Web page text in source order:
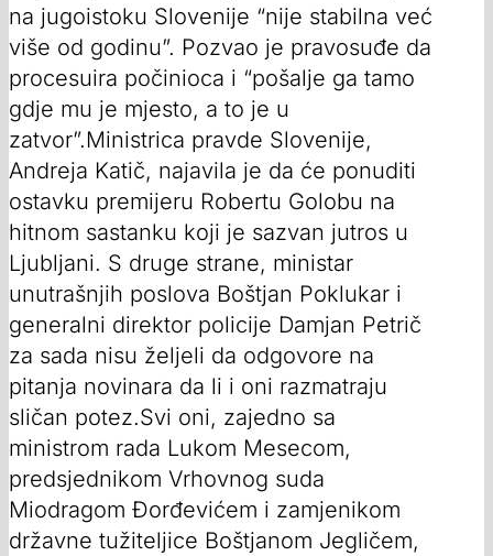
na jugoistoku Slovenije “nije stabilna već
više od godinu”. Pozvao je pravosuđe da
procesuira počinioca i “pošalje ga tamo
gdje mu je mjesto, a to je u
zatvor”.Ministrica pravde Slovenije,
Andreja Katič, najavila je da će ponuditi
ostavku premijeru Robertu Golobu na
hitnom sastanku koji je sazvan jutros u
Ljubljani. S druge strane, ministar
unutrašnjih poslova Boštjan Poklukar i
generalni direktor policije Damjan Petrič
za sada nisu željeli da odgovore na
pitanja novinara da li i oni razmatraju
sličan potez.Svi oni, zajedno sa
ministrom rada Lukom Mesecom,
predsjednikom Vrhovnog suda
Miodragom Đorđevićem i zamjenikom
državne tužiteljice Boštjanom Jegličem,